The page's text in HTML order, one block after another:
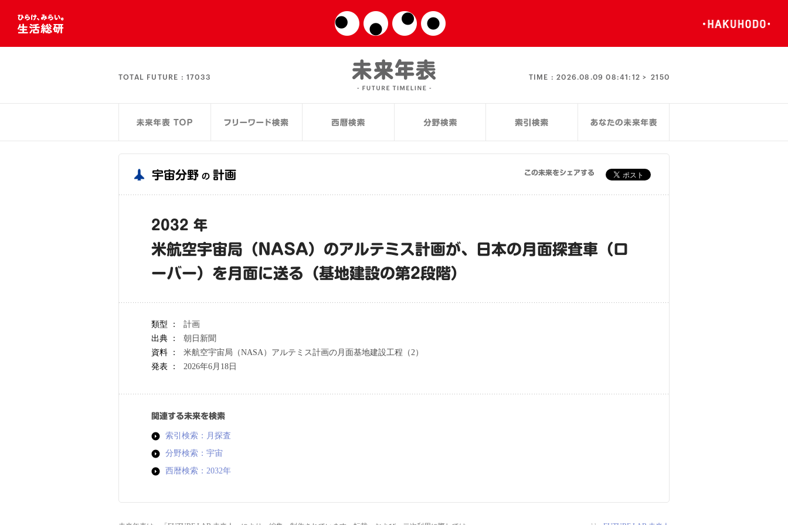
TOTAL FUTURE : 17033 TIME :2026.08.09 08:41:13 > 2150
宇宙分野 の 計画 この未来をシェアする
2032 年
米航空宇宙局（NASA）のアルテミス計画が、日本の月面探査車（ロ
ーバー）を月面に送る（基地建設の第2段階）
類型 ：
計画
出典 ：
朝日新聞
資料 ：
米航空宇宙局（NASA）アルテミス計画の月面基地建設工程（2）
発表 ：
2026年6月18日
関連する未来を検索
索引検索：月探査
分野検索：宇宙
西暦検索：2032年